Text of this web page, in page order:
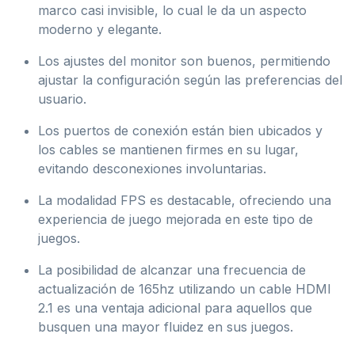
marco casi invisible, lo cual le da un aspecto
moderno y elegante.
Los ajustes del monitor son buenos, permitiendo
ajustar la configuración según las preferencias del
usuario.
Los puertos de conexión están bien ubicados y
los cables se mantienen firmes en su lugar,
evitando desconexiones involuntarias.
La modalidad FPS es destacable, ofreciendo una
experiencia de juego mejorada en este tipo de
juegos.
La posibilidad de alcanzar una frecuencia de
actualización de 165hz utilizando un cable HDMI
2.1 es una ventaja adicional para aquellos que
busquen una mayor fluidez en sus juegos.